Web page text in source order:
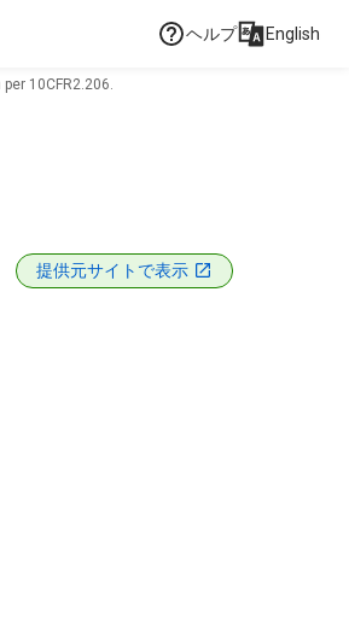
ヘルプ English
10CFR2.206.
提供元サイトで表示